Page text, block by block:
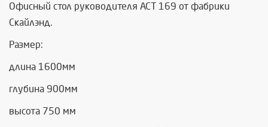
Офисный стол руководителя АСТ 169 от фабрики
Скайлэнд.
Размер:
длина 1600мм
глубина 900мм
высота 750 мм